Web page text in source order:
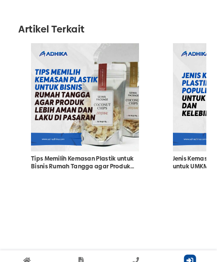
Artikel Terkait
Tips Memilih Kemasan Plastik untuk
Bisnis Rumah Tangga agar Produk
Jenis
untuk UMKM